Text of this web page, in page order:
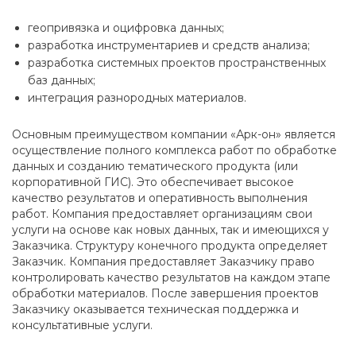
геопривязка и оцифровка данных;
разработка инструментариев и средств анализа;
разработка системных проектов пространственных
баз данных;
интеграция разнородных материалов.
Основным преимуществом компании «Арк-он» является
осуществление полного комплекса работ по обработке
данных и созданию тематического продукта (или
корпоративной ГИС). Это обеспечивает высокое
качество результатов и оперативность выполнения
работ. Компания предоставляет организациям свои
услуги на основе как новых данных, так и имеющихся у
Заказчика. Структуру конечного продукта определяет
Заказчик. Компания предоставляет Заказчику право
контролировать качество результатов на каждом этапе
обработки материалов. После завершения проектов
Заказчику оказывается техническая поддержка и
консультативные услуги.